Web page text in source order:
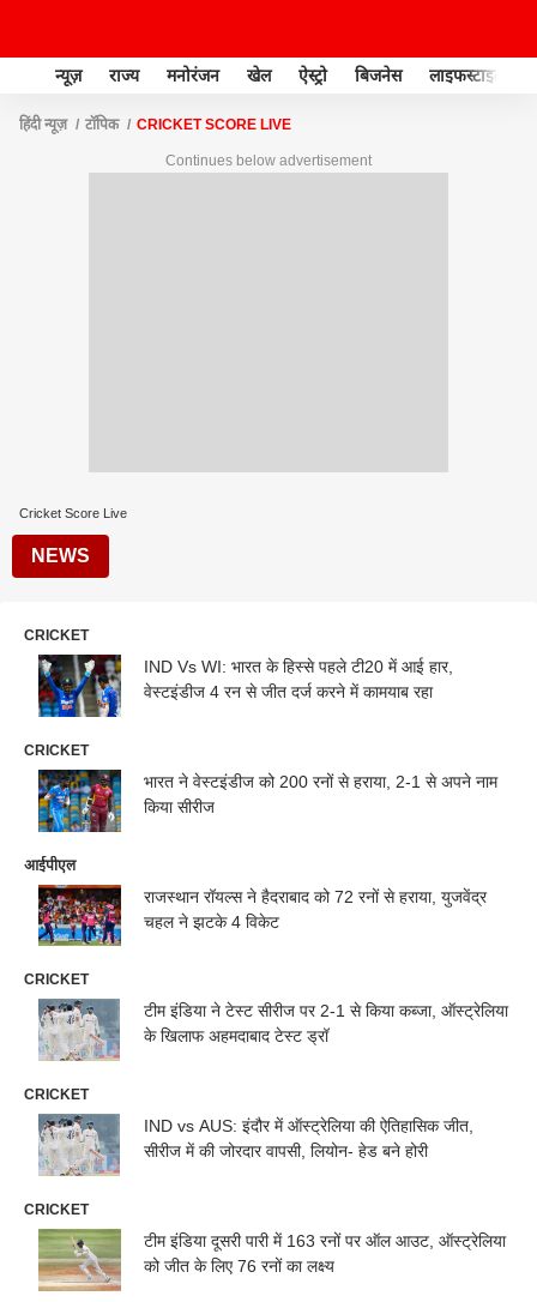
न्यूज़ राज्य मनोरंजन खेल ऐस्ट्रो बिजनेस लाइफस्टाइल
हिंदी न्यूज़ टॉपिक CRICKET SCORE LIVE
Continues below advertisement
Cricket Score Live
NEWS
CRICKET
IND Vs WI: भारत के हिस्से पहले टी20 में आई हार,
वेस्टइंडीज 4 रन से जीत दर्ज करने में कामयाब रहा
CRICKET
भारत ने वेस्टइंडीज को 200 रनों से हराया, 2-1 से अपने नाम
किया सीरीज
आईपीएल
राजस्थान रॉयल्स ने हैदराबाद को 72 रनों से हराया, युजवेंद्र
चहल ने झटके 4 विकेट
CRICKET
टीम इंडिया ने टेस्ट सीरीज पर 2-1 से किया कब्जा, ऑस्ट्रेलिया
के खिलाफ अहमदाबाद टेस्ट ड्रॉ
CRICKET
IND vs AUS: इंदौर में ऑस्ट्रेलिया की ऐतिहासिक जीत,
सीरीज में की जोरदार वापसी, लियोन- हेड बने होरी
CRICKET
टीम इंडिया दूसरी पारी में 163 रनों पर ऑल आउट, ऑस्ट्रेलिया
को जीत के लिए 76 रनों का लक्ष्य